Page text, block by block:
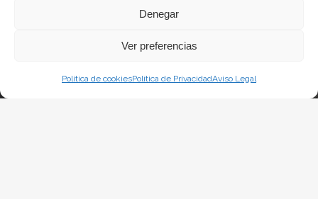
Denegar
Ver preferencias
Política de cookiesPolítica de PrivacidadAviso Legal